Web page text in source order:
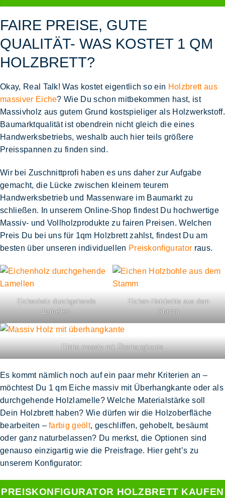
FAIRE PREISE, GUTE
QUALITÄT- WAS KOSTET 1 QM
HOLZBRETT?
Okay, Real Talk! Was kostet eigentlich so ein Holzbrett aus
massiver Eiche? Wie Du schon mitbekommen hast, ist
Massivholz aus gutem Grund kostspieliger als Holzwerkstoff.
Baumarktqualität ist obendrein nicht gleich die eines
Handwerksbetriebs, weshalb auch hier teils größere
Preisspannen zu finden sind.
Wir bei Zuschnittprofi haben es uns daher zur Aufgabe
gemacht, die Lücke zwischen kleinem teurem
Handwerksbetrieb und Massenware im Baumarkt zu
schließen. In unserem Online-Shop findest Du hochwertige
Massiv- und Vollholzprodukte zu fairen Preisen. Welchen
Preis Du bei uns für 1qm Holzbrett zahlst, findest Du am
besten über unseren individuellen Preiskonfigurator raus.
Eichenholz durchgehende
Lamellen
Eichen-Holzbohle aus dem
Stamm
Eiche massiv mit Überhangkante
Es kommt nämlich noch auf ein paar mehr Kriterien an –
möchtest Du 1 qm Eiche massiv mit Überhangkante oder als
durchgehende Holzlamelle? Welche Materialstärkesoll
Dein Holzbrett haben? Wie dürfen wir die Holzoberfläche
bearbeiten –farbig geölt, geschliffen, gehobelt, besäumt
oder ganz naturbelassen? Du merkst, die Optionen sind
genauso einzigartig wie die Preisfrage. Hier geht’s zu
unserem Konfigurator:
PREISKONFIGURATOR HOLZBRETT KAUFEN